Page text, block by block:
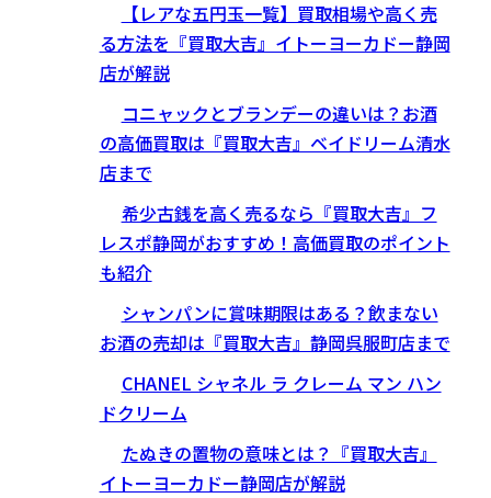
【レアな五円玉一覧】買取相場や高く売
る方法を『買取大吉』イトーヨーカドー静岡
店が解説
コニャックとブランデーの違いは？お酒
の高価買取は『買取大吉』ベイドリーム清水
店まで
希少古銭を高く売るなら『買取大吉』フ
レスポ静岡がおすすめ！高価買取のポイント
も紹介
シャンパンに賞味期限はある？飲まない
お酒の売却は『買取大吉』静岡呉服町店まで
CHANEL シャネル ラ クレーム マン ハン
ドクリーム
たぬきの置物の意味とは？『買取大吉』
イトーヨーカドー静岡店が解説